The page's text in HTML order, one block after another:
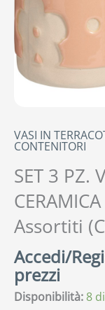
VASI IN
CONTENITORI
SET 3 PZ.
Assortiti
Accedi/
prezzi
Disponibilità: 8